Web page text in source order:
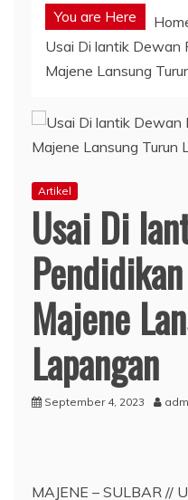
You are Here
Usai Di lantik Dewan
Majene Lansung
Artikel
Usai Di
Majene
Lapangan
September 4, 2023
MAJENE – SULBAR //